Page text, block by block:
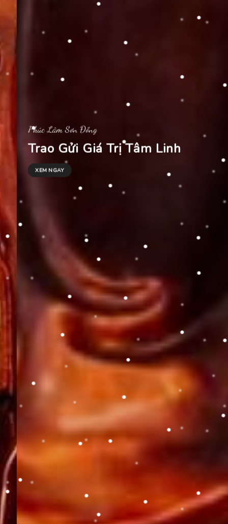
Phúc Lâm Sơn Đồng
Trao Gửi Giá Trị Tâm Linh
XEM NGAY